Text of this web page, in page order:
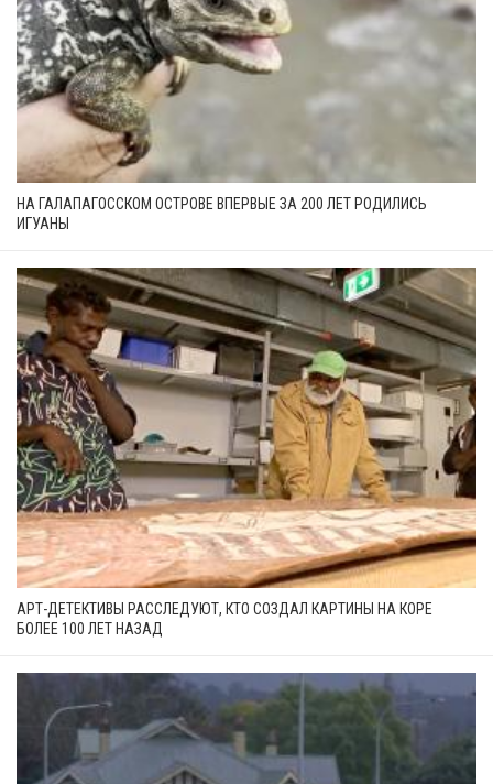
НА ГАЛАПАГОССКОМ ОСТРОВЕ ВПЕРВЫЕ ЗА 200 ЛЕТ РОДИЛИСЬ
ИГУАНЫ
АРТ-ДЕТЕКТИВЫ РАССЛЕДУЮТ, КТО СОЗДАЛ КАРТИНЫ НА КОРЕ
БОЛЕЕ 100 ЛЕТ НАЗАД